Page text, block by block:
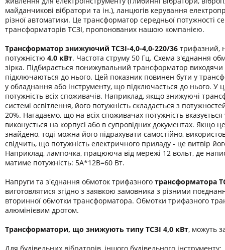
майданчикові вібратори та ін.), ланцюгів керування
різної автоматики. Це трансформатор середньої потужності
трансформаторів ТСЗІ, пропонованих нашою компанією.
Трансформатор знижуючий ТСЗІ-4,0-4,0-220/36 трифазний,
потужністю 4,0 кВт. Частота струму 50 Гц. Схема з'єднання
зірка. Підбирається понижувальний трансформатор
підключаються до нього. Цей показник повинен бути у
у обладнання або інструменту, що підключається до нього. У
потужність всіх споживачів. Наприклад, якщо знижуючі
системі освітлення, його потужність складається з
20%. Нагадаємо, що на всіх споживачах потужність
виконується на корпусі або в супровідних документах. Якщо
знайдено, тоді можна його підрахувати самостійно,
свідчить, що потужність електричного приладу - це витвір
Наприклад, лампочка, працююча від мережі 12 вольт, де
матиме потужність: 5А*12В=60 Вт.
Напруги та з'єднання обмоток трифазного трансформатора
виготовлятися згідно з заявкою замовника з різними
вторинної обмотки трансформатора. Обмотки трифазного
алюмінієвим дротом.
Трансформатори, що знижують типу ТСЗІ 4,0 кВт, можуть